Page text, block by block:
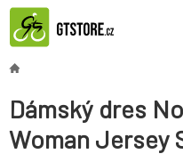
Dámský dres
Woman Jersey